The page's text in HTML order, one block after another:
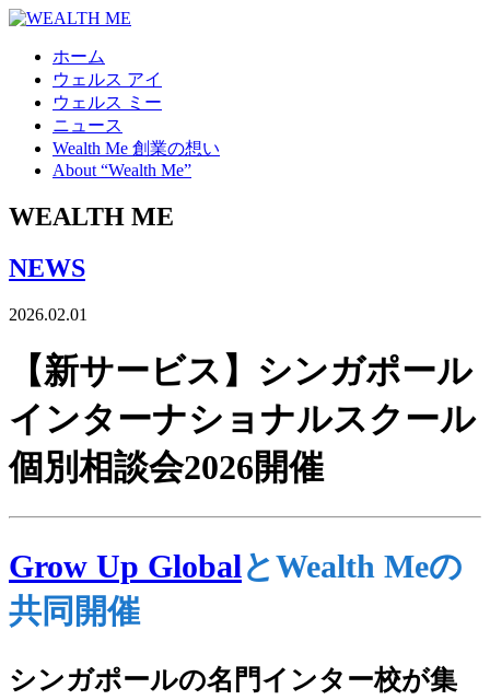
ホーム
ウェルス アイ
ウェルス ミー
ニュース
Wealth Me 創業の想い
About “Wealth Me”
WEALTH ME
NEWS
2026.02.01
【新サービス】シンガポール
インターナショナルスクール
個別相談会2026開催
Grow Up GlobalとWealth Meの
共同開催
シンガポールの名門インター校が集